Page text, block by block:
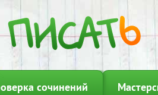
сочинений